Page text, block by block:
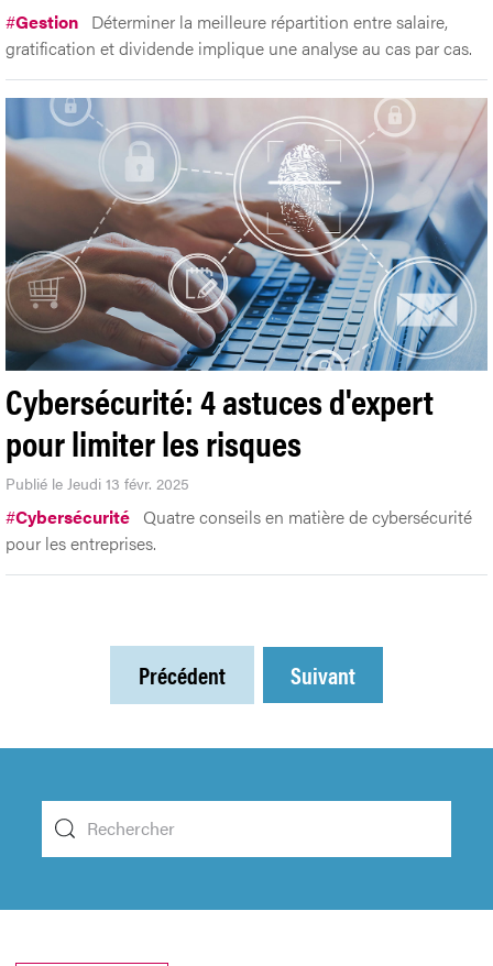
#Gestion Déterminer la meilleure répartition entre salaire,
gratification et dividende implique une analyse au cas par cas.
Cybersécurité: 4 astuces d'expert
pour limiter les risques
Publié le Jeudi 13 févr. 2025
#Cybersécurité Quatre conseils en matière de cybersécurité
pour les entreprises.
Précédent Suivant